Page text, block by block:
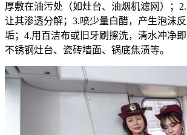
厚敷在油污处（如灶台、油烟机滤网）；2.
让其渗透分解；3.喷少量白醋，产生泡沫
垢；4.用百洁布或旧牙刷擦洗，清水冲净
不锈钢灶台、瓷砖墙面、锅底焦渍等。